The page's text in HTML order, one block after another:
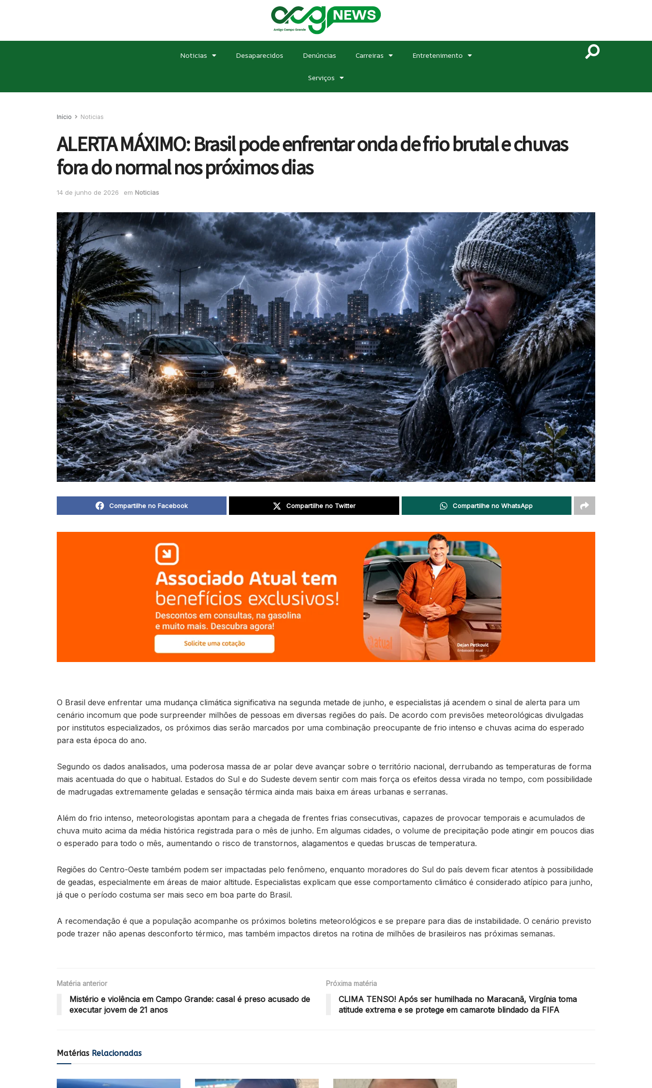
Noticias Desaparecidos Denúncias Carreiras Entretenimento
Serviços
Início Noticias
ALERTA MÁXIMO: Brasil pode enfrentar onda de frio brutal e chuvas
fora do normal nos próximos dias
14 de junho de 2026 em Noticias
Compartilhe no Facebook Compartilhe no Twitter Compartilhe no WhatsApp
O Brasil deve enfrentar uma mudança climática significativa na segunda metade de junho, e especialistas já acendem o sinal de alerta para um
cenário incomum que pode surpreender milhões de pessoas em diversas regiões do país. De acordo com previsões meteorológicas divulgadas
por institutos especializados, os próximos dias serão marcados por uma combinação preocupante de frio intenso e chuvas acima do esperado
para esta época do ano.
Segundo os dados analisados, uma poderosa massa de ar polar deve avançar sobre o território nacional, derrubando as temperaturas de forma
mais acentuada do que o habitual. Estados do Sul e do Sudeste devem sentir com mais força os efeitos dessa virada no tempo, com possibilidade
de madrugadas extremamente geladas e sensação térmica ainda mais baixa em áreas urbanas e serranas.
Além do frio intenso, meteorologistas apontam para a chegada de frentes frias consecutivas, capazes de provocar temporais e acumulados de
chuva muito acima da média histórica registrada para o mês de junho. Em algumas cidades, o volume de precipitação pode atingir em poucos dias
o esperado para todo o mês, aumentando o risco de transtornos, alagamentos e quedas bruscas de temperatura.
Regiões do Centro-Oeste também podem ser impactadas pelo fenômeno, enquanto moradores do Sul do país devem ficar atentos à possibilidade
de geadas, especialmente em áreas de maior altitude. Especialistas explicam que esse comportamento climático é considerado atípico para junho,
já que o período costuma ser mais seco em boa parte do Brasil.
A recomendação é que a população acompanhe os próximos boletins meteorológicos e se prepare para dias de instabilidade. O cenário previsto
pode trazer não apenas desconforto térmico, mas também impactos diretos na rotina de milhões de brasileiros nas próximas semanas.
Matéria anterior
Mistério e violência em Campo Grande: casal é preso acusado de
executar jovem de 21 anos
Próxima matéria
CLIMA TENSO! Após ser humilhada no Maracanã, Virgínia toma
atitude extrema e se protege em camarote blindado da FIFA
Matérias Relacionadas